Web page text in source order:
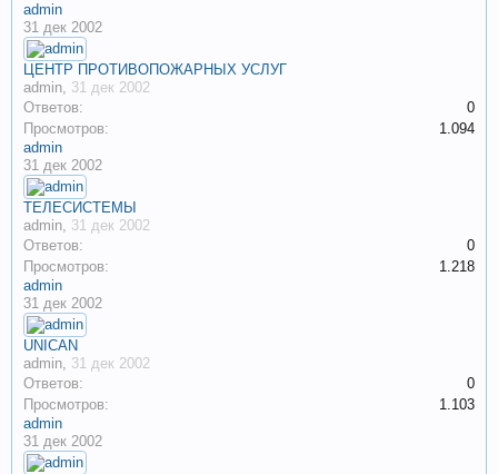
admin
31 дек 2002
ЦЕНТР ПРОТИВОПОЖАРНЫХ УСЛУГ
admin, 31 дек 2002
Ответов:
0
Просмотров:
1.094
admin
31 дек 2002
ТЕЛЕСИСТЕМЫ
admin, 31 дек 2002
Ответов:
0
Просмотров:
1.218
admin
31 дек 2002
UNICAN
admin, 31 дек 2002
Ответов:
0
Просмотров:
1.103
admin
31 дек 2002